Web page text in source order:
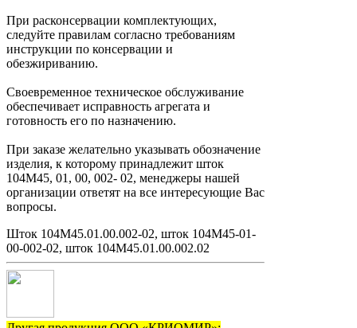
При расконсервации комплектующих,
следуйте правилам согласно требованиям
инструкции по консервации и
обезжириванию.
Своевременное техническое обслуживание
обеспечивает исправность агрегата и
готовность его по назначению.
При заказе желательно указывать обозначение
изделия, к которому принадлежит шток
104М45, 01, 00, 002- 02, менеджеры нашей
организации ответят на все интересующие Вас
вопросы.
Шток 104М45.01.00.002-02, шток 104М45-01-
00-002-02, шток 104М45.01.00.002.02